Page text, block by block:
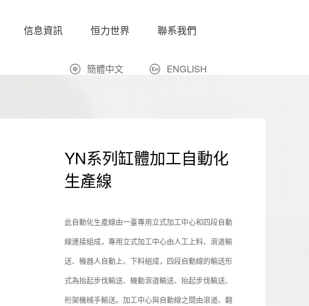
信息資訊 恒力世界 聯系我們
簡體中文 ENGLISH
YN系列缸體加工自動化
生產線
此自動化生產線由一臺專用立式加工中心和四段自動
線連接組成，專用立式加工中心由人工上料、滾道輸
送、機器人自動上、下料組成，四段自動線的輸送形
式為抬起步伐輸送、機動滾道輸送、抬起步伐輸送、
桁架機械手輸送。加工中心與自動線之間由滾道、翻